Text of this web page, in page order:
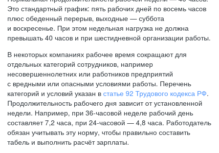
Это стандартный график: пять рабочих дней по восемь часов
плюс обеденный перерыв, выходные — суббота
и воскресенье. При этом недельная нагрузка не должна
превышать 40 часов и при шестидневной организации работы.
В некоторых компаниях рабочее время сокращают для
отдельных категорий сотрудников, например
несовершеннолетних или работников предприятий
с вредными или опасными условиями работы. Перечень
категорий и условий указан в статье 92 Трудового кодекса РФ.
Продолжительность рабочего дня зависит от установленной
недели. Например, при 36-часовой неделе рабочий день
составляет 7,2 часа, при 24-часовой — 4,8 часа. Работодатель
обязан учитывать эту норму, чтобы правильно составить
табель и выполнить расчёт зарплаты.